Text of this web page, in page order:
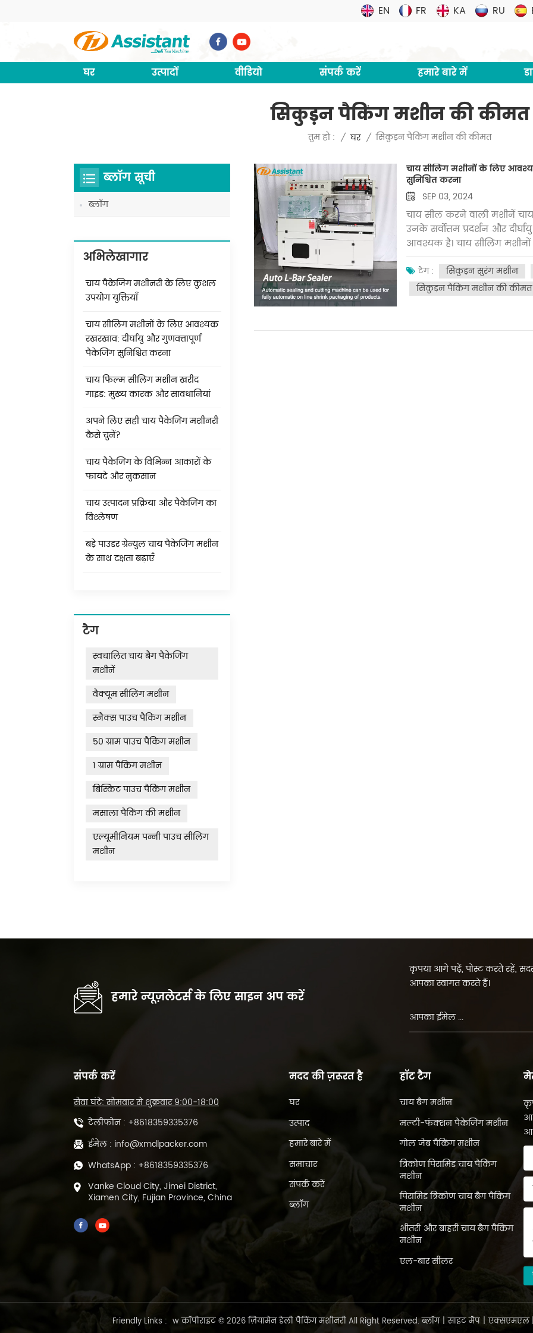
EN FR KA RU
घर उत्पादों वीडियो संपर्क करें हमारे बारे में
सिकुड़न पैकिंग मशीन की कीमत
तुम हो : / घर / सिकुड़न पैकिंग मशीन की कीमत
चाय सीलिंग मशीनों के लिए
सुनिश्चित करना
SEP 03, 2024
चाय सील करने वाली मशीनें चाय
उनके सर्वोत्तम प्रदर्शन और
आवश्यक है। चाय सीलिंग
दिए गए हैं। सफाई:मशीन को
सफाई महत्वपूर्ण है। प्रत्येक
लिए मशीन की बाहरी सतहों
अन्य आंतरिक भागों के लिए,
उपयोग से बचें जो मशीन को
टैग : सिकुड़न सुरंग मशीन
सिकुड़न पैकिंग मशीन की कीमत
ब्लॉग सूची
ब्लॉग
अभिलेखागार
चाय पैकेजिंग मशीनरी के लिए कुशल
उपयोग युक्तियाँ
चाय सीलिंग मशीनों के लिए आवश्यक
रखरखाव: दीर्घायु और गुणवत्तापूर्ण
पैकेजिंग सुनिश्चित करना
चाय फिल्म सीलिंग मशीन खरीद
गाइड: मुख्य कारक और सावधानियां
अपने लिए सही चाय पैकेजिंग मशीनरी
कैसे चुनें?
चाय पैकेजिंग के विभिन्न आकारों के
फायदे और नुकसान
चाय उत्पादन प्रक्रिया और पैकेजिंग का
विश्लेषण
बड़े पाउडर ग्रेन्युल चाय पैकेजिंग मशीन
के साथ दक्षता बढ़ाएँ
टैग
स्वचालित चाय बैग पैकेजिंग
मशीनें
वैक्यूम सीलिंग मशीन
स्नैक्स पाउच पैकिंग मशीन
50 ग्राम पाउच पैकिंग मशीन
1 ग्राम पैकिंग मशीन
बिस्किट पाउच पैकिंग मशीन
मसाला पैकिंग की मशीन
एल्यूमीनियम पन्नी पाउच सीलिंग
मशीन
हमारे न्यूज़लेटर्स के लिए साइन अप करें
कृपया आगे पढ़ें, पोस्ट करते रहें,
आपका स्वागत करते हैं।
संपर्क करें
सेवा घंटे: सोमवार से शुक्रवार 9:00-18:00
टेलीफोन : +8618359335376
ईमेल : info@xmdlpacker.com
WhatsApp : +8618359335376
Vanke Cloud City, Jimei District,
Xiamen City, Fujian Province, China
मदद की ज़रूरत है
घर
उत्पाद
हमारे बारे में
समाचार
संपर्क करें
ब्लॉग
हॉट टैग
चाय बैग मशीन
मल्टी-फंक्शन पैकेजिंग मशीन
गोल जेब पैकिंग मशीन
त्रिकोण पिरामिड चाय पैकिंग
मशीन
पिरामिड त्रिकोण चाय बैग पैकिंग
मशीन
भीतरी और बाहरी चाय बैग पैकिंग
मशीन
एल-बार सीलर
Friendly Links : w कॉपीराइट © 2026 ज़ियामेन डेली पैकिंग मशीनरी All Right Reserved. ब्लॉग | साइट मैप | एक्सएमएल |